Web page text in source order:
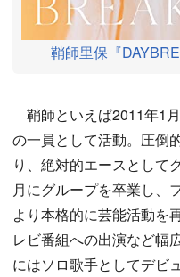
鞘師里保『
鞘師といえば2011年1
の一員として活動。圧倒
り、絶対的エースとして
月にグループを卒業し、
より本格的に芸能活動を
レビ番組への出演など幅
にはソロ歌手としてデビ